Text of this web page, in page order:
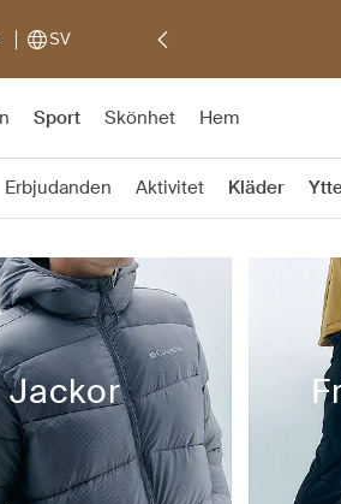
SV
Sport Skönhet Hem
Erbjudanden Aktivitet Kläder
Jackor